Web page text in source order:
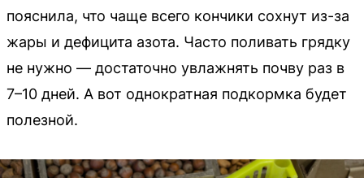
пояснила, что чаще всего кончики сохнут из-за
жары и дефицита азота. Часто поливать грядку
не нужно — достаточно увлажнять почву раз в
7–10 дней. А вот однократная подкормка будет
полезной.